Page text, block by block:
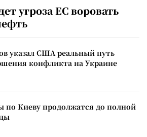
угроза ЕС воровать
указал США реальный путь
конфликта на Украине
по Киеву продолжатся до полной